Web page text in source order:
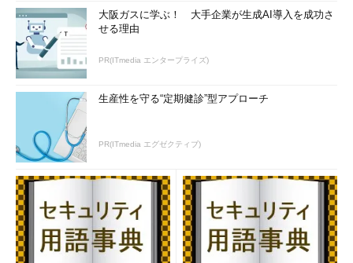
大阪ガスに学ぶ！ 大手企業が生成AI導入を成功さ
せる理由
PR(ITmedia エンタープライズ)
生産性を守る“定期健診”型アプローチ
PR(ITmedia エグゼクティブ)